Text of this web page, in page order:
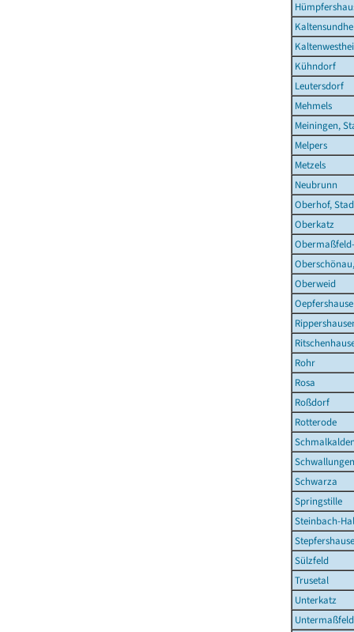
Kühndorf
Leutersdorf
Mehmels
Meiningen,
Melpers
Metzels
Neubrunn
Oberhof,
Oberkatz
Oberweid
Rohr
Rosa
Roßdorf
Rotterode
Schwallungen
Schwarza
Springstille
Steinbach-
Sülzfeld
Trusetal
Unterkatz
Untermaßfeld